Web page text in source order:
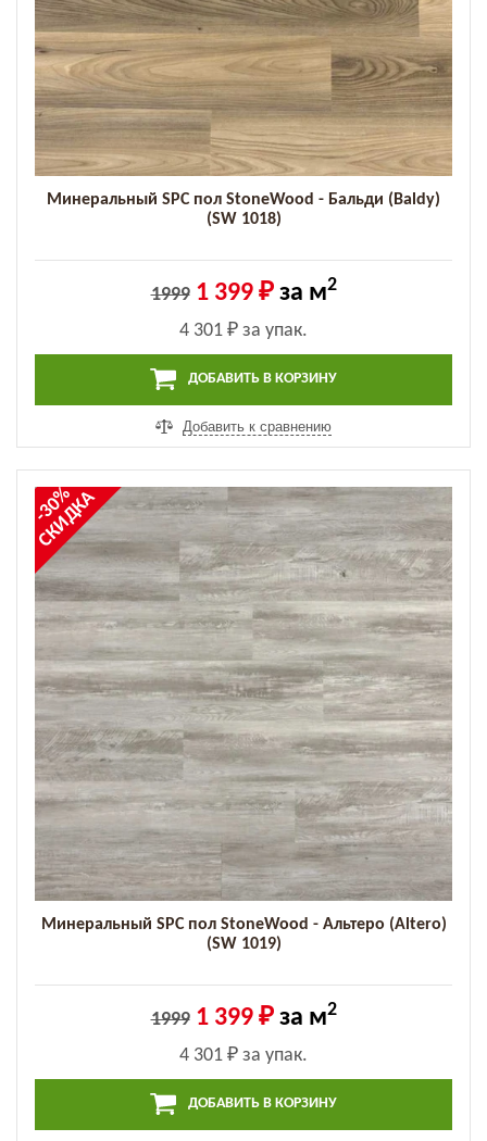
Минеральный SPC пол StoneWood - Бальди (Baldy)
(SW 1018)
1999 1 399 ₽за м2
4 301 ₽ за упак.
ДОБАВИТЬ В КОРЗИНУ
Добавить к сравнению
-30%
СКИДКА
Минеральный SPC пол StoneWood - Альтеро (Altero)
(SW 1019)
1999 1 399 ₽за м2
4 301 ₽ за упак.
ДОБАВИТЬ В КОРЗИНУ